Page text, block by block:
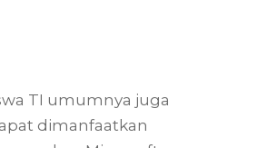
TI umumnya juga
dimanfaatkan